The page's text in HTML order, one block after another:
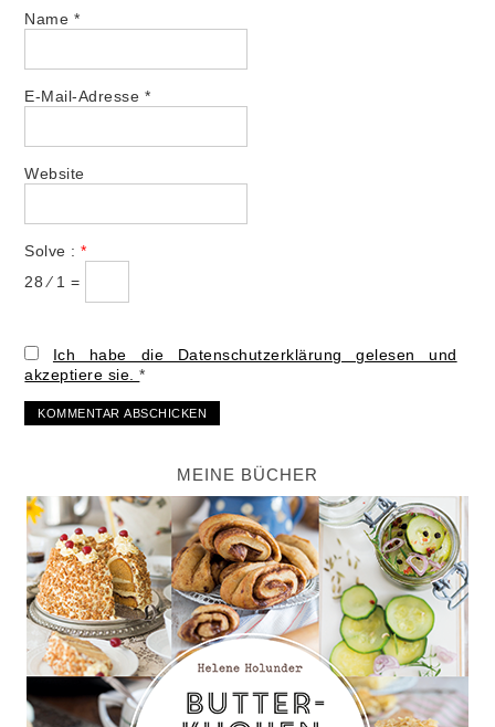
Name *
E-Mail-Adresse *
Website
Solve :*
28 ⁄ 1 =
Ich habe die Datenschutzerklärung gelesen und
akzeptiere sie.*
MEINE BÜCHER